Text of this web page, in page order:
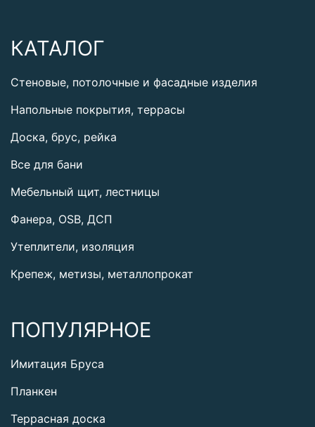
КАТАЛОГ
Стеновые, потолочные и фасадные изделия
Напольные покрытия, террасы
Доска, брус, рейка
Все для бани
Мебельный щит, лестницы
Фанера, OSB, ДСП
Утеплители, изоляция
Крепеж, метизы, металлопрокат
ПОПУЛЯРНОЕ
Имитация Бруса
Планкен
Террасная доска